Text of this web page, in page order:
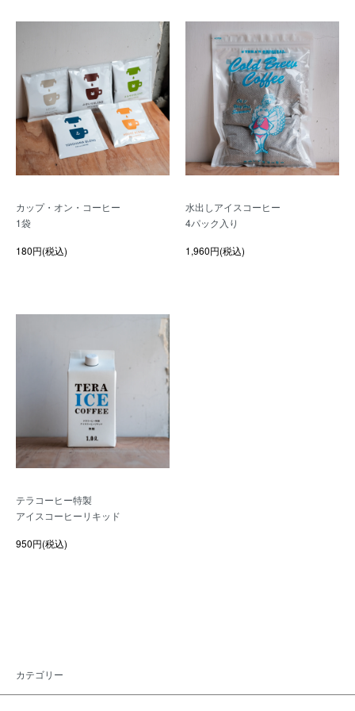
カップ・オン・コーヒー
1袋
180円(税込)
水出しアイスコーヒー
4パック入り
1,960円(税込)
テラコーヒー特製
アイスコーヒーリキッド
950円(税込)
カテゴリー